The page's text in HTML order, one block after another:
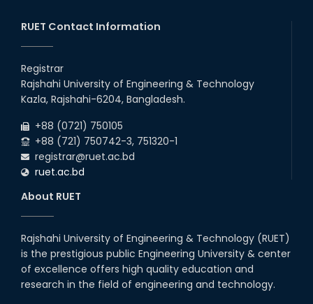
27th Apr, 24
round.
19th Apr, 24
রুয়েটে পোস্ট গ্রাজুয়েট শিক্ষার্থীদের ওরিয়েন্টেশন অনুষ্ঠিত
01st Apr, 24
রুয়েটে স্নাতক ১ম বর্ষ সমন্বিত ভর্তি পরীক্ষা নিয়ে
আইনশৃঙ্খলা রক্ষাকারী বাহিনীর সাথে সমন্বয় সভা
অনুষ্ঠ...
28th Feb, 24
RUET Contact Information
Registrar
Rajshahi University of Engineering & Technology
Kazla, Rajshahi-6204, Bangladesh.
+88 (0721) 750105
+88 (721) 750742-3, 751320-1
registrar@ruet.ac.bd
ruet.ac.bd
About RUET
Rajshahi University of Engineering & Technology (RUET)
is the prestigious public Engineering University & center
of excellence offers high quality education and
research in the field of engineering and technology.